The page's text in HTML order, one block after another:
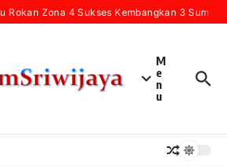
Rokan Zona 4 Sukses Kembangkan 3 Sumur
M
e
n
u